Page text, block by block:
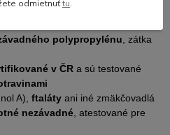
polypropylénu , zátka
v ČR a sú testované
A),ftaláty ani iné zmäkčovadlá
nezávadné , atestované pre
odmietnuťtu.